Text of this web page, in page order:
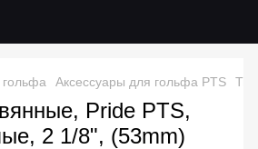
Аксессуары для гольфа PTS
Pride PTS,
2 1/8", (53mm)